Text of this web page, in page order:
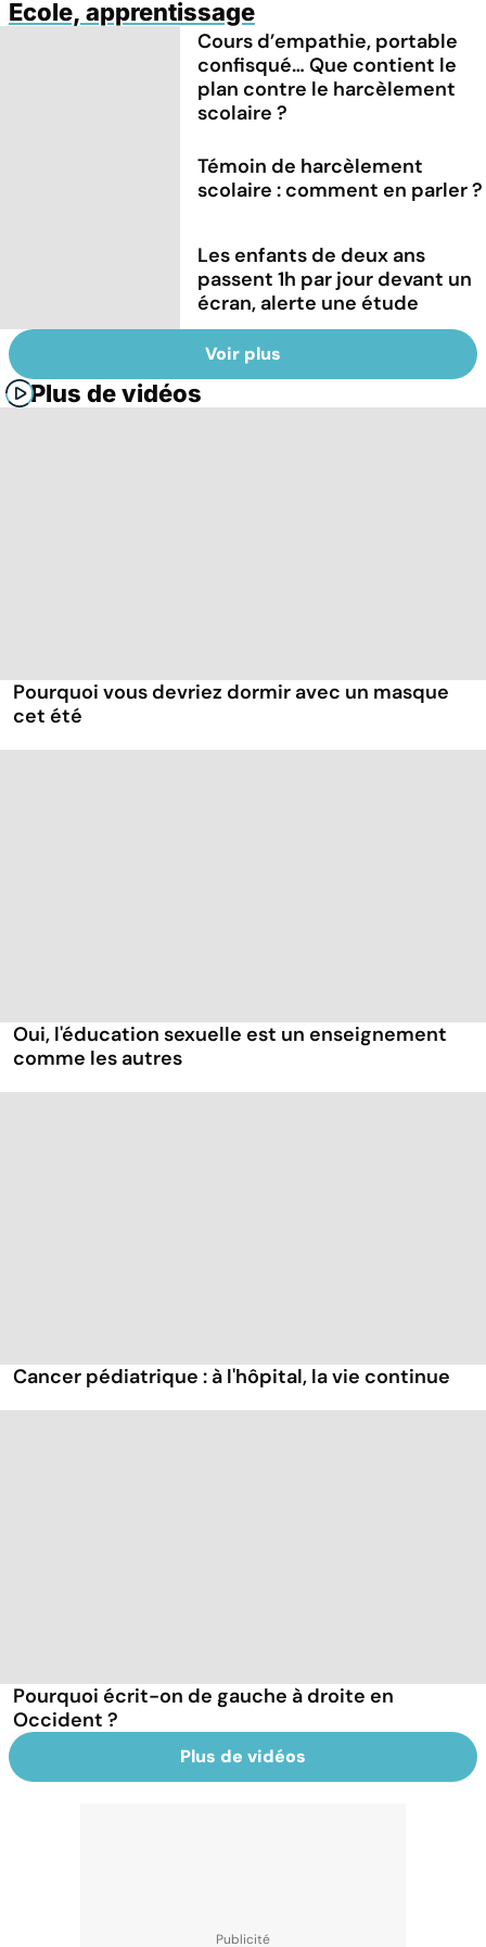
Ecole, apprentissage
Cours d’empathie, portable
confisqué… Que contient le
plan contre le harcèlement
scolaire ?
Témoin de harcèlement
scolaire : comment en parler ?
Les enfants de deux ans
passent 1h par jour devant un
écran, alerte une étude
Voir plus
Plus de vidéos
Pourquoi vous devriez dormir avec un masque
cet été
Oui, l'éducation sexuelle est un enseignement
comme les autres
Cancer pédiatrique : à l'hôpital, la vie continue
Pourquoi écrit-on de gauche à droite en
Occident ?
Plus de vidéos